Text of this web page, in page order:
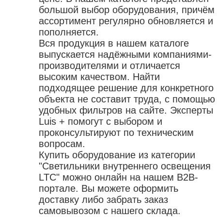
большой выбор оборудования, причём
ассортимент регулярно обновляется и
пополняется.
Вся продукция в нашем каталоге
выпускается надёжными компаниями-
производителями и отличается
высоким качеством. Найти
подходящее решение для конкретного
объекта не составит труда, с помощью
удобных фильтров на сайте. Эксперты
Luis + помогут с выбором и
проконсультируют по техническим
вопросам.
Купить оборудование из категории
"Светильники внутреннего освещения
LTC" можно онлайн на нашем B2B-
портале. Вы можете оформить
доставку либо забрать заказ
самовывозом с нашего склада.